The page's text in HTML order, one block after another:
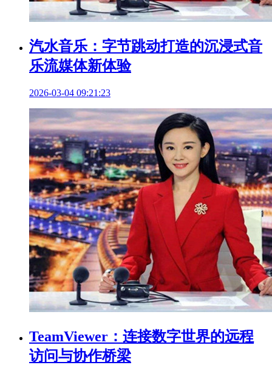
汽水音乐：字节跳动打造的沉浸式音
乐流媒体新体验
2026-03-04 09:21:23
TeamViewer：连接数字世界的远程
访问与协作桥梁